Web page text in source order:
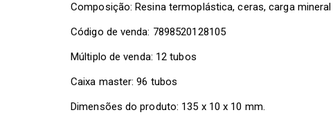
Composição: Resina termoplástica, ceras, carga
Código de venda: 7898520128105
Múltiplo de venda: 12 tubos
Caixa master: 96 tubos
Dimensões do produto: 135 x 10 x 10 mm.